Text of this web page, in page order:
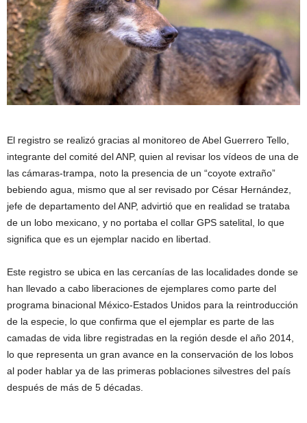
El registro se realizó gracias al monitoreo de Abel Guerrero Tello,
integrante del comité del ANP, quien al revisar los vídeos de una de
las cámaras-trampa, noto la presencia de un “coyote extraño”
bebiendo agua, mismo que al ser revisado por César Hernández,
jefe de departamento del ANP, advirtió que en realidad se trataba
de un lobo mexicano, y no portaba el collar GPS satelital, lo que
significa que es un ejemplar nacido en libertad.
Este registro se ubica en las cercanías de las localidades donde se
han llevado a cabo liberaciones de ejemplares como parte del
programa binacional México-Estados Unidos para la reintroducción
de la especie, lo que confirma que el ejemplar es parte de las
camadas de vida libre registradas en la región desde el año 2014,
lo que representa un gran avance en la conservación de los lobos
al poder hablar ya de las primeras poblaciones silvestres del país
después de más de 5 décadas.